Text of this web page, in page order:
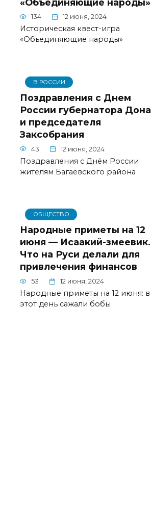
134 12 июня, 2024
Историческая квест-игра
«Объединяющие народы»
В РОССИИ
Поздравления с Днем
России губернатора Дона
и председателя
Заксобрания
43 12 июня, 2024
Поздравления с Днём России
жителям Багаевского района
ОБЩЕСТВО
Народные приметы на 12
июня — Исаакий-змеевик.
Что на Руси делали для
привлечения финансов
53 12 июня, 2024
Народные приметы на 12 июня: в
этот день сажали бобы